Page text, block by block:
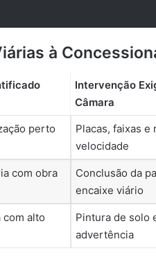
à
Intervenção
Câmara
perto
Placas, faixas e
velocidade
com obra
Conclusão da
encaixe viário
com alto
Pintura de solo
advertência